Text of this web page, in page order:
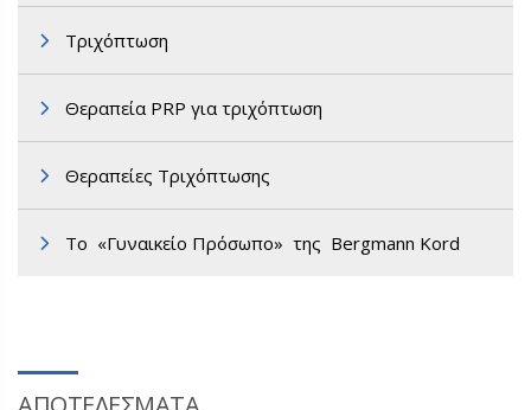
Τριχόπτωση
Θεραπεία PRP για τριχόπτωση
Θεραπείες Τριχόπτωσης
Tο «Γυναικείο Πρόσωπο» της Bergmann Kord